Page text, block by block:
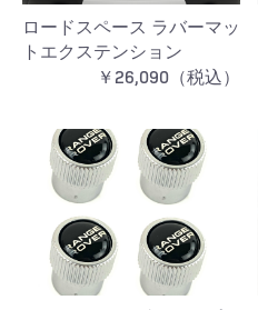
ロードスペース ラバーマッ
トエクステンション
￥26,090（税込）